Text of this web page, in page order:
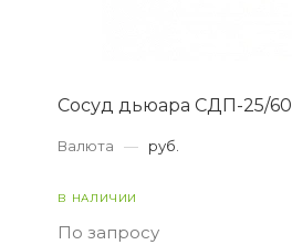
Сосуд дьюара СДП-25/60
Валюта — руб.
В НАЛИЧИИ
По запросу